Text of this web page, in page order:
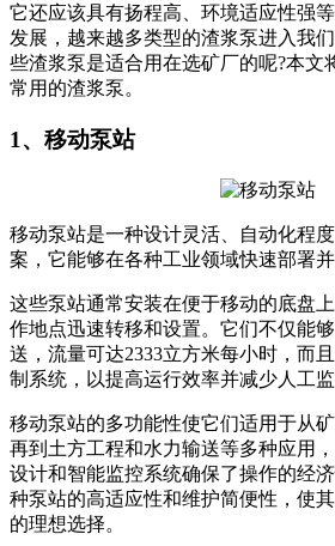
它还应该具有扬程高、环境适应性强
发展，越来越多类型的渣浆泵进入我
些渣浆泵是适合用在选矿厂的呢?本文
常用的渣浆泵。
1、移动泵站
移动泵站是一种设计灵活、自动化程
案，它能够在各种工业领域快速部署并
这些泵站通常安装在便于移动的底盘
作地点迅速转移和设置。它们不仅能
送，流量可达2333立方米每小时，而
制系统，以提高运行效率并减少人工监
移动泵站的多功能性使它们适用于从
再到土方工程和水力输送等多种应用
设计和智能监控系统确保了操作的经
种泵站的高适应性和维护简便性，使
的理想选择。